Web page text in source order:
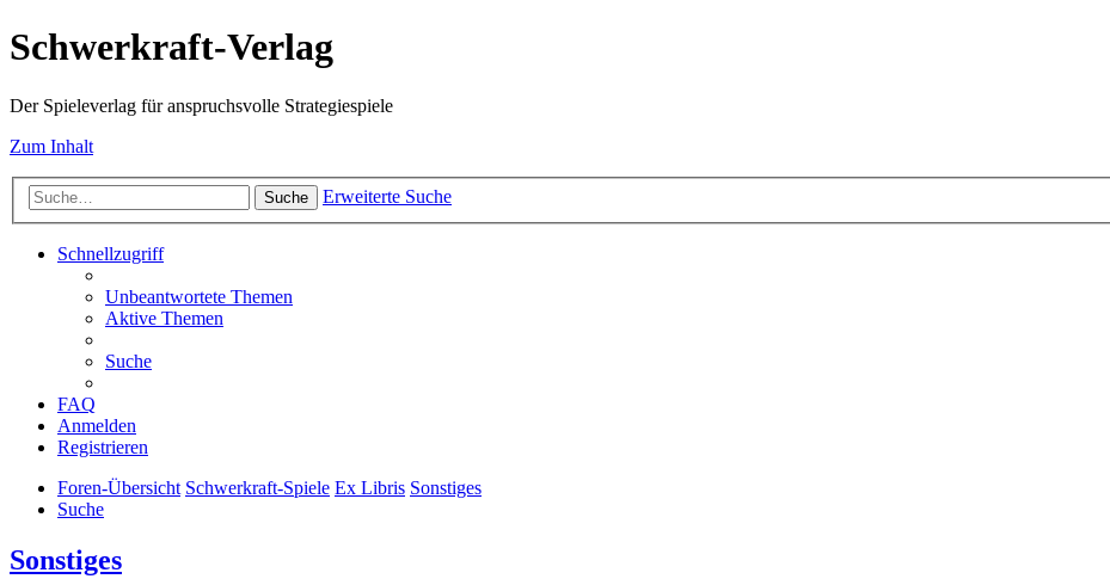
Schwerkraft-Verlag
Der Spieleverlag für anspruchsvolle Strategiespiele
Zum Inhalt
Suche Erweiterte Suche
Schnellzugriff
Unbeantwortete Themen
Aktive Themen
Suche
FAQ
Anmelden
Registrieren
Foren-Übersicht Schwerkraft-Spiele Ex Libris Sonstiges
Suche
Sonstiges